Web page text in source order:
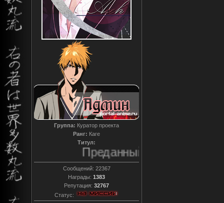
Группа: Куратор проекта
Ранг: Каге
Титул:
Преданный
Сообщений: 22367
Награды: 1383
Репутация: 32767
Статус: